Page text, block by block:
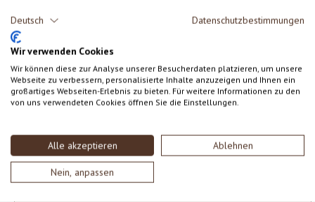
Deutsch Datenschutzbestimmungen
Wir verwenden Cookies
Wir können diese zur Analyse unserer Besucherdaten platzieren, um unsere
Webseite zu verbessern, personalisierte Inhalte anzuzeigen und Ihnen ein
großartiges Webseiten-Erlebnis zu bieten. Für weitere Informationen zu den
von uns verwendeten Cookies öffnen Sie die Einstellungen.
Alle akzeptieren Ablehnen
Nein, anpassen
Durchschnittliche Bewertung von 0 von 5 Sternen
Gib eine Bewertung ab!
Teile deine Erfahrungen mit dem Produkt mit anderen Kunden.
Bewertungen nur in der aktuellen Sprache anzeigen.